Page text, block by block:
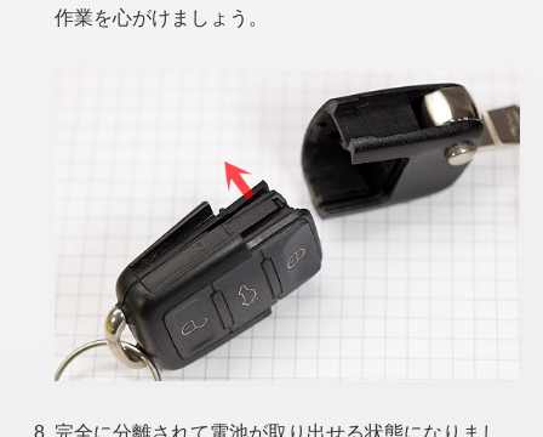
作業を心がけましょう。
完全に分離されて電池が取り出せる状態になりまし